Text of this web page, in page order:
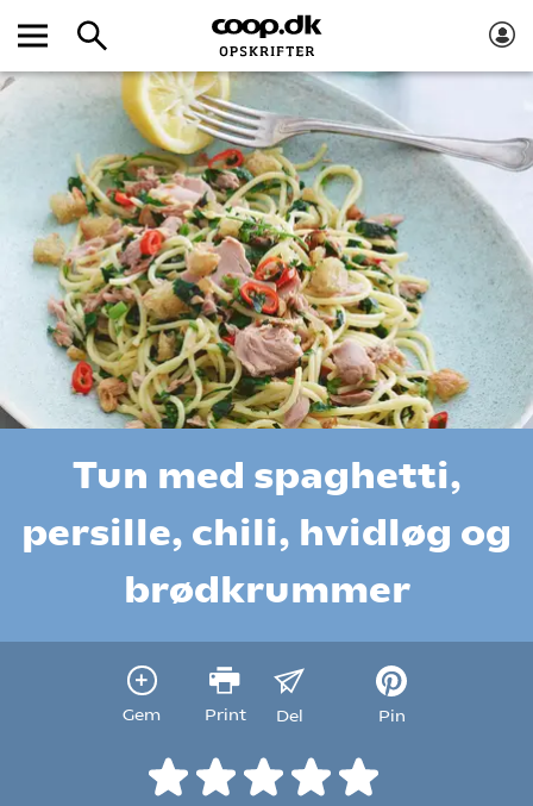
Tun med spaghetti,
persille, chili, hvidløg og
brødkrummer
Gem Print Del Pin